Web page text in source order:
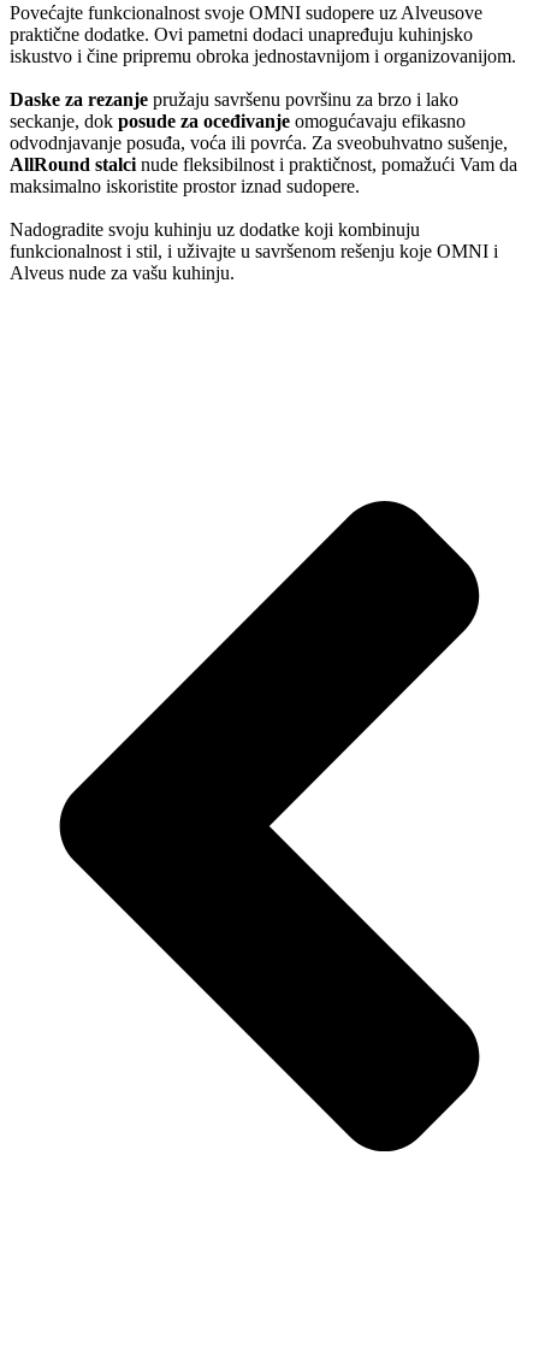
Povećajte funkcionalnost svoje OMNI sudopere uz Alveusove
praktične dodatke. Ovi pametni dodaci unapređuju kuhinjsko
iskustvo i čine pripremu obroka jednostavnijom i organizovanijom.
Daske za rezanje pružaju savršenu površinu za brzo i lako
seckanje, dok posude za oceđivanje omogućavaju efikasno
odvodnjavanje posuđa, voća ili povrća. Za sveobuhvatno sušenje,
AllRound stalci nude fleksibilnost i praktičnost, pomažući Vam da
maksimalno iskoristite prostor iznad sudopere.
Nadogradite svoju kuhinju uz dodatke koji kombinuju
funkcionalnost i stil, i uživajte u savršenom rešenju koje OMNI i
Alveus nude za vašu kuhinju.